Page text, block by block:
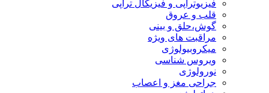
فیزیوتراپی و فیزیکال تراپی
قلب و عروق
گوش،حلق و بینی
مراقبت های ویژه
میکروبیولوژی
ویروس شناسی
نورولوژی
جراحی مغز و اعصاب